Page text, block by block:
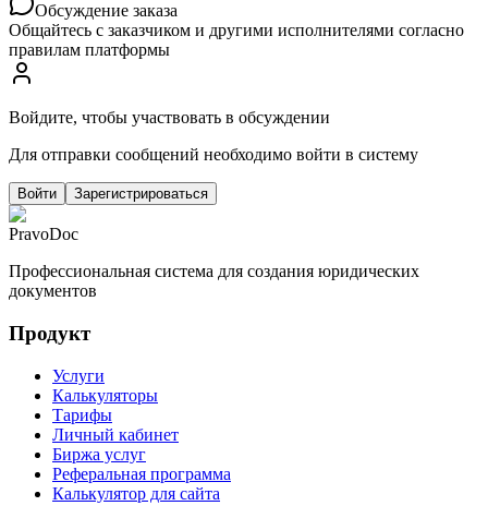
Обсуждение заказа
Общайтесь с заказчиком и другими исполнителями согласно
правилам платформы
Войдите, чтобы участвовать в обсуждении
Для отправки сообщений необходимо войти в систему
Войти Зарегистрироваться
PravoDoc
Профессиональная система для создания юридических
документов
Продукт
Услуги
Калькуляторы
Тарифы
Личный кабинет
Биржа услуг
Реферальная программа
Калькулятор для сайта